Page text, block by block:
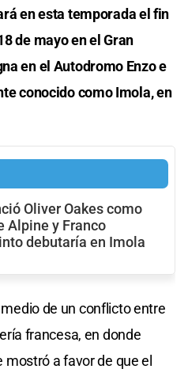
en esta temporada el fin
de mayo en el Gran
en el Autodromo Enzo e
conocido como Imola, en
Oliver Oakes como
Alpine y Franco
debutaría en Imola
de un conflicto entre
francesa, en donde
mostró a favor de que el